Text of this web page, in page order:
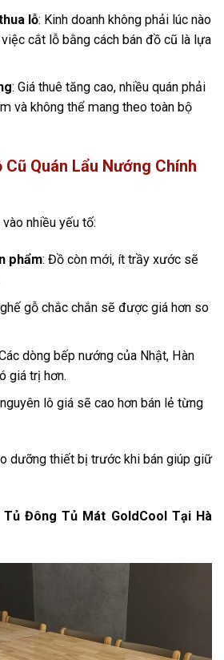
lỗ: Kinh doanh không phải lúc nào
cắt lỗ bằng cách bán đồ cũ là lựa
: Giá thuê tăng cao, nhiều quán phải
và không thể mang theo toàn bộ
Quán Lẩu Nướng Chính
nhiều yếu tố:
phẩm: Đồ còn mới, ít trầy xước sẽ
gỗ chắc chắn sẽ được giá hơn so
dòng bếp nướng của Nhật, Hàn
giá trị hơn.
lô giá sẽ cao hơn bán lẻ từng
dưỡng thiết bị trước khi bán giúp giữ
Tủ Đông Tủ Mát GoldCool Tại Hà